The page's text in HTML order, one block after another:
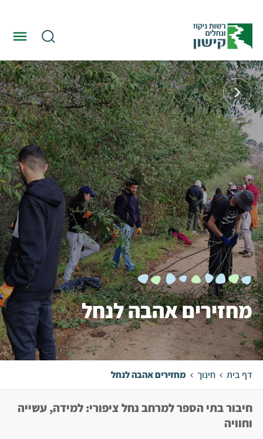
מחזירים אהבה לנחל
דף בית חינוך מחזירים אהבה לנחל
חיבור בתי הספר למרחב נחל ציפורי: למידה, עשייה
וחוויה